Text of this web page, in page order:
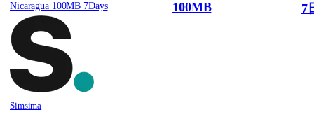
Nicaragua 100MB 7Days
Simsima
100MB 7